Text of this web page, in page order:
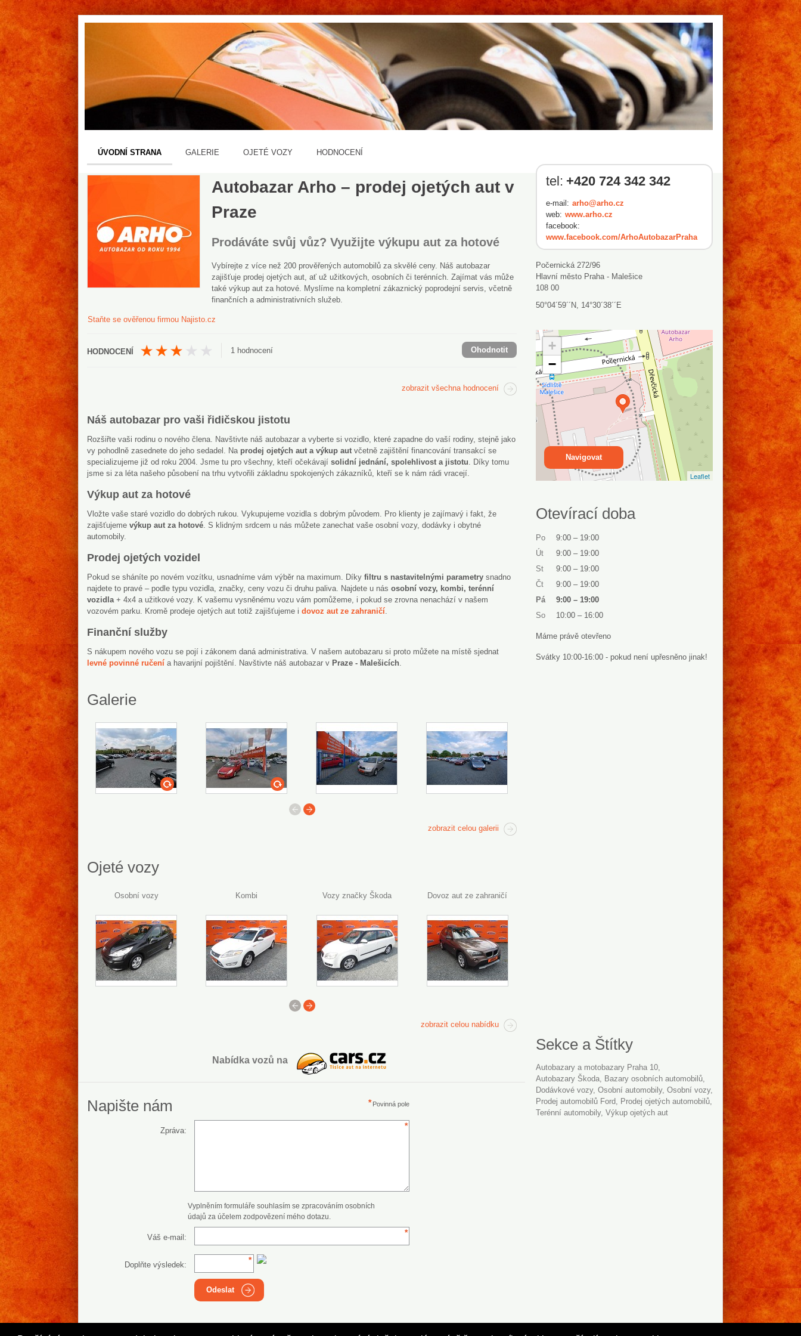
ÚVODNÍ STRANA GALERIE OJETÉ VOZY HODNOCENÍ
Autobazar Arho – prodej ojetých aut v
Praze
Prodáváte svůj vůz? Využijte výkupu aut za hotové
Vybírejte z více než 200 prověřených automobilů za skvělé ceny. Náš autobazar
zajišťuje prodej ojetých aut, ať už užitkových, osobních či terénních. Zajímat vás může
také výkup aut za hotové. Myslíme na kompletní zákaznický poprodejní servis, včetně
finančních a administrativních služeb.
Staňte se ověřenou firmou Najisto.cz
1 hodnocení Ohodnotit
zobrazit všechna hodnocení
Náš autobazar pro vaši řidičskou jistotu
Rozšiřte vaši rodinu o nového člena. Navštivte náš autobazar a vyberte si vozidlo, které zapadne do vaší rodiny, stejně jako
vy pohodlně zasednete do jeho sedadel. Na prodej ojetých aut a výkup aut včetně zajištění financování transakcí se
specializujeme již od roku 2004. Jsme tu pro všechny, kteří očekávají solidní jednání, spolehlivost a jistotu . Díky tomu
jsme si za léta našeho působení na trhu vytvořili základnu spokojených zákazníků, kteří se k nám rádi vracejí.
Výkup aut za hotové
Vložte vaše staré vozidlo do dobrých rukou. Vykupujeme vozidla s dobrým původem. Pro klienty je zajímavý i fakt, že
zajišťujeme výkup aut za hotové . S klidným srdcem u nás můžete zanechat vaše osobní vozy, dodávky i obytné
automobily.
Prodej ojetých vozidel
Pokud se sháníte po novém vozítku, usnadníme vám výběr na maximum. Díky filtru s nastavitelnými parametry snadno
najdete to pravé – podle typu vozidla, značky, ceny vozu či druhu paliva. Najdete u nás osobní vozy, kombi, terénní
vozidla + 4x4 a užitkové vozy. K vašemu vysněnému vozu vám pomůžeme, i pokud se zrovna nenachází v našem
vozovém parku. Kromě prodeje ojetých aut totiž zajišťujeme i dovoz aut ze zahraničí
Finanční služby
S nákupem nového vozu se pojí i zákonem daná administrativa. V našem autobazaru si proto můžete na místě sjednat
levné povinné ručení a havarijní pojištění. Navštivte náš autobazar v Praze - Malešicích
Galerie
swf swf
předchozí
další
zobrazit celou galerii
Ojeté vozy
Osobní vozy Kombi Vozy značky Škoda Dovoz aut ze zahraničí
< >
zobrazit celou nabídku
Nabídka vozů na
Cars.cz
Napište nám Povinná pole
Zpráva:
Vyplněním formuláře souhlasím se zpracováním osobních
údajů za účelem zodpovězení mého dotazu.
Váš e-mail:
Doplňte výsledek:
Odeslat
tel: +420 724 342 342
e-mail: arho@arho.cz
web: www.arho.cz
facebook:
www.facebook.com/ArhoAutobazarPraha
Počernická 272/96
Hlavní město Praha - Malešice
108 00
50°04´59´´N, 14°30´38´´E
+
−
Leaflet
Navigovat
Otevírací doba
Po 9:00 – 19:00
Út
9:00 – 19:00
St
9:00 – 19:00
Čt
9:00 – 19:00
Pá
9:00 – 19:00
So
10:00 – 16:00
Máme právě otevřeno
Svátky 10:00-16:00 - pokud není upřesněno jinak!
Sekce a Štítky
Autobazary a motobazary Praha 10
autobazary Škoda
Bazary osobních automobilů
dodávkové vozy
Osobní automobily
osobní vozy
prodej automobilů Ford
prodej ojetých automobilů
terénní automobily
výkup ojetých aut
Powered by Najisto.cz
Najisto.cz